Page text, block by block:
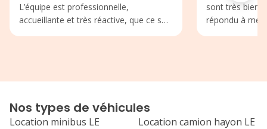
L’équipe est professionnelle,
accueillante et très réactive, que ce soit
recommande fortement cette agence
revenir !
sont très bien
répondu à
Merci à eux
Nos types de véhicules
Location minibus LE
Location camion hayon LE